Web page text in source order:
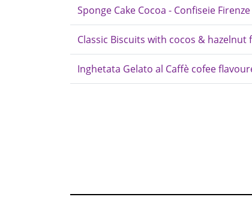
Sponge Cake Cocoa - Confiseie
Classic Biscuits with cocos & hazelnut
Inghetata Gelato al Caffè cofee